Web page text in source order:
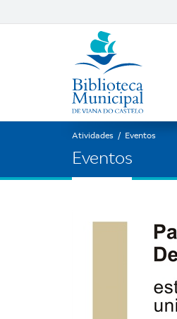
Atividades / Eventos
Eventos